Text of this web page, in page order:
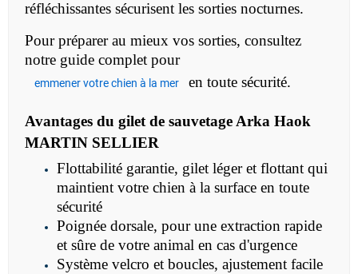
réfléchissantes sécurisent les sorties nocturnes.
Pour préparer au mieux vos sorties, consultez
notre guide complet pour
emmener votre chien à la mer en toute sécurité.
Avantages du gilet de sauvetage Arka Haok
MARTIN SELLIER
Flottabilité garantie, gilet léger et flottant qui
maintient votre chien à la surface en toute
sécurité
Poignée dorsale, pour une extraction rapide
et sûre de votre animal en cas d'urgence
Système velcro et boucles, ajustement facile